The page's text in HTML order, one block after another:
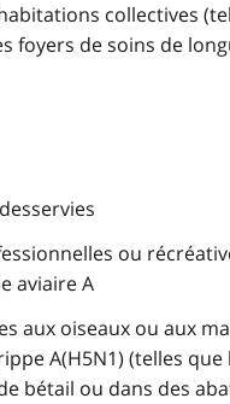
collectives
foyers de soins de
ou
aviaire A
aux oiseaux ou aux
A(H5N1) (telles
bétail ou dans des